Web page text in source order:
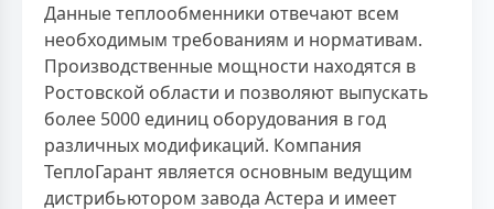
Данные теплообменники отвечают всем
необходимым требованиям и нормативам.
Производственные мощности находятся в
Ростовской области и позволяют выпускать
более 5000 единиц оборудования в год
различных модификаций. Компания
ТеплоГарант является основным ведущим
дистрибьютором завода Астера и имеет